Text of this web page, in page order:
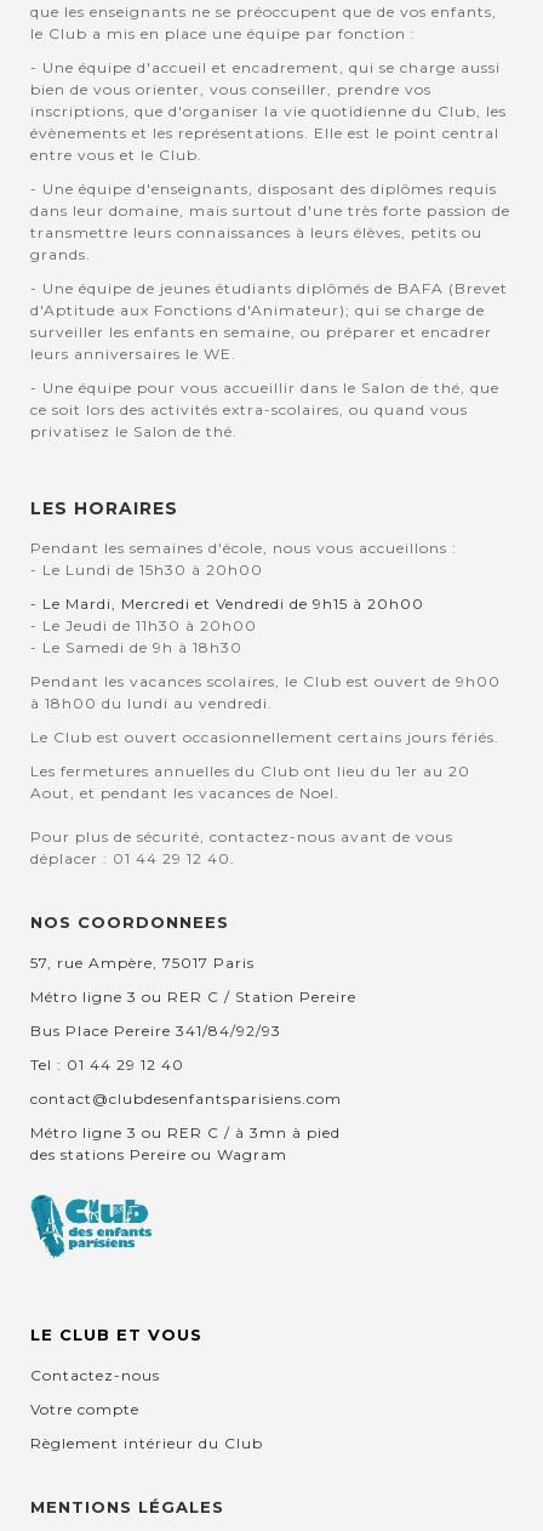
que les enseignants ne se préoccupent que de vos enfants,
le Club a mis en place une équipe par fonction :
- Une équipe d'accueil et encadrement, qui se charge aussi
bien de vous orienter, vous conseiller, prendre vos
inscriptions, que d'organiser la vie quotidienne du Club, les
évènements et les représentations. Elle est le point central
entre vous et le Club.
- Une équipe d'enseignants, disposant des diplômes requis
dans leur domaine, mais surtout d'une très forte passion de
transmettre leurs connaissances à leurs élèves, petits ou
grands.
- Une équipe de jeunes étudiants diplômés de BAFA (Brevet
d'Aptitude aux Fonctions d'Animateur); qui se charge de
surveiller les enfants en semaine, ou préparer et encadrer
leurs anniversaires le WE.
- Une équipe pour vous accueillir dans le Salon de thé, que
ce soit lors des activités extra-scolaires, ou quand vous
privatisez le Salon de thé.
LES HORAIRES
Pendant les semaines d'école, nous vous accueillons :
- Le Lundi de 15h30 à 20h00
- Le Mardi, Mercredi et Vendredi de 9h15 à 20h00
- Le Jeudi de 11h30 à 20h00
- Le Samedi de 9h à 18h30
Pendant les vacances scolaires, le Club est ouvert de 9h00
à 18h00 du lundi au vendredi.
Le Club est ouvert occasionnellement certains jours fériés.
Les fermetures annuelles du Club ont lieu du 1er au 20
Aout, et pendant les vacances de Noel.
Pour plus de sécurité, contactez-nous avant de vous
déplacer : 01 44 29 12 40.
NOS COORDONNEES
57, rue Ampère, 75017 Paris
Métro ligne 3 ou RER C / Station Pereire
Bus Place Pereire 341/84/92/93
Tel : 01 44 29 12 40
contact@clubdesenfantsparisiens.com
Métro ligne 3 ou RER C / à 3mn à pied
des stations Pereire ou Wagram
LE CLUB ET VOUS
Contactez-nous
Votre compte
Règlement intérieur du Club
MENTIONS LÉGALES